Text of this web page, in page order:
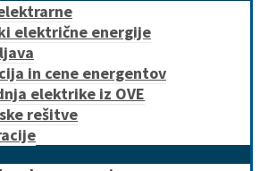
električne energije
in cene energentov
elektrike iz OVE
rešitve